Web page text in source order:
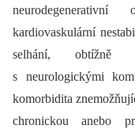
neurodegenerativní
kardiovaskulární
selhání, obtížně
s neurologickými
komorbidita
chronickou anebo